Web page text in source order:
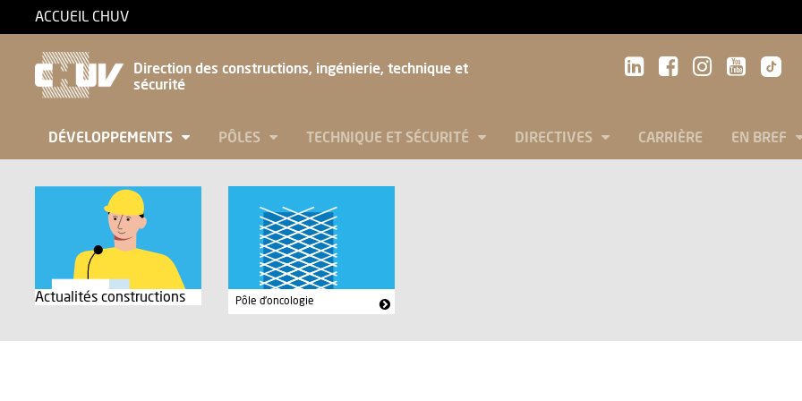
ACCUEIL CHUV
Direction des constructions, ingénierie, technique et
sécurité
DÉVELOPPEMENTS PÔLES TECHNIQUE ET SÉCURITÉ DIRECTIVES CARRIÈRE EN BREF
Actualités constructions Pôle d'oncologie